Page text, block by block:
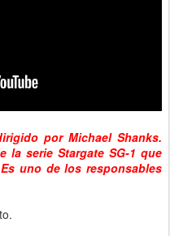
por Michael Shanks.
la serie Stargate SG-1 que
uno de los responsables